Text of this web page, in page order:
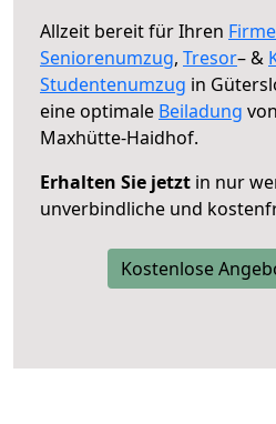
Allzeit bereit für Ihren
Seniorenumzug, Tresor– &
Studentenumzug in
eine optimale Beiladung
Maxhütte-Haidhof.
Erhalten Sie jetzt in nur
unverbindliche und
Kostenlose